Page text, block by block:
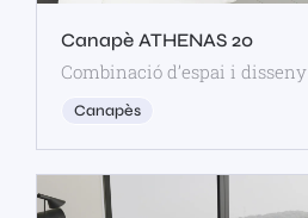
Canapè ATHENAS 20
Combinació d’espai i disseny
Canapès